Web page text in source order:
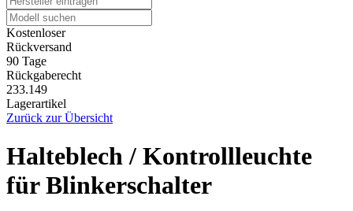
Kostenloser
Rückversand
90 Tage
Rückgaberecht
233.149
Lagerartikel
Zurück zur Übersicht
Halteblech / Kontrollleuchte
für Blinkerschalter